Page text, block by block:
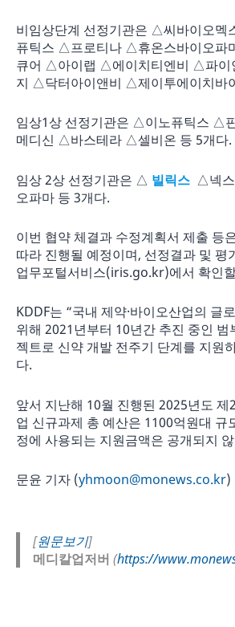
비임상단계 선정기관은 △씨바이오
퓨틱스 △프로티나 △휴온스바이오
큐어 △아이랩 △에이치티엔비 △파이
지 △닥터아이앤비 △제이투에이치바
임상1상 선정기관은 △이노퓨틱스 △
메디신 △바스테라 △셀비온 등 5개다.
임상 2상 선정기관은 △ 빌릭스 △넥
오파마 등 3개다.
이번 협약 체결과 수정계획서 제출 등
따라 진행될 예정이며, 선정결과 및 평
업무포털서비스(iris.go.kr)에서 확인
KDDF는 “국내 제약·바이오산업의 글
위해 2021년부터 10년간 추진 중인 범
젝트로 신약 개발 전주기 단계를 지원
다.
앞서 지난해 10월 진행된 2025년도
업 신규과제 총 예산은 1100억원대 규
정에 사용되는 지원금액은 공개되지
문윤 기자 (yhmoon@monews.co.kr)
[원문보기]
메디칼업저버 (https://